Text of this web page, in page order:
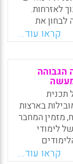
הפרוייקט,
במשימות
לאזרחות.
לבחון את
את מה
עבור
זו.
של
המרומזת שלו בפרקטיקות שלהם (Willemse, T.
Martijn; ten
קראו עוד...
הגבוהה
תכנית
בארצות
מזמין המחבר
לימודי
המחבר
קראו עוד...